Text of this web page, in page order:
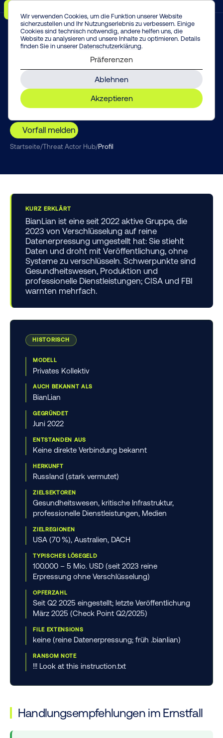
Wir verwenden Cookies, um die Funktion unserer Website
sicherzustellen und Ihr Nutzungserlebnis zu verbessern. Einige
Cookies sind technisch notwendig, andere helfen uns, die
Website zu analysieren und unsere Inhalte zu optimieren. Details
finden Sie in unserer Datenschutzerklärung.
Präferenzen
Ablehnen
Akzeptieren
Enter
Menü Vorfall melden!
Startseite/Threat Actor Hub/Profil
BianLian
BianLian hat das Verschlüsseln weitgehend
aufgegeben – und erpresst nur noch mit
Vorfall melden
KURZ ERKLÄRT
BianLian ist eine seit 2022 aktive Gruppe, die
2023 von Verschlüsselung auf reine
Datenerpressung umgestellt hat: Sie stiehlt
Daten und droht mit Veröffentlichung, ohne
Systeme zu verschlüsseln. Schwerpunkte sind
Gesundheitswesen, Produktion und
professionelle Dienstleistungen; CISA und FBI
warnten mehrfach.
HISTORISCH
MODELL
Privates Kollektiv
AUCH BEKANNT ALS
BianLian
GEGRÜNDET
Juni 2022
ENTSTANDEN AUS
Keine direkte Verbindung bekannt
HERKUNFT
Russland (stark vermutet)
ZIELSEKTOREN
Gesundheitswesen, kritische Infrastruktur,
professionelle Dienstleistungen, Medien
ZIELREGIONEN
USA (70 %), Australien, DACH
TYPISCHES LÖSEGELD
100.000 – 5 Mio. USD (seit 2023 reine
Erpressung ohne Verschlüsselung)
OPFERZAHL
Seit Q2 2025 eingestellt; letzte Veröffentlichung
März 2025 (Check Point Q2/2025)
FILE EXTENSIONS
keine (reine Datenerpressung; früh .bianlian)
RANSOM NOTE
!!! Look at this instruction.txt
Handlungsempfehlungen im Ernstfall